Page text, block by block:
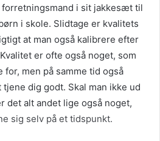
i sit jakkesæt til
i skole. Slidtage er kvalitets
at man også kalibrere efter
er ofte også noget, som
for, men på samme tid også
dig godt. Skal man ikke ud
det alt andet lige også noget,
sig selv på et tidspunkt.